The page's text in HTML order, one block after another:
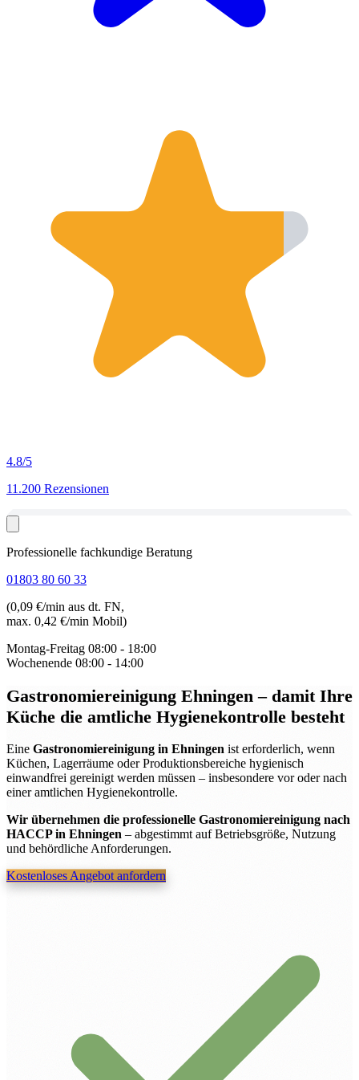
4.8/5
11.200 Rezensionen
Professionelle fachkundige Beratung
01803 80 60 33
(0,09 €/min aus dt. FN,
max. 0,42 €/min Mobil)
Montag-Freitag 08:00 - 18:00
Wochenende 08:00 - 14:00
Gastronomiereinigung Ehningen– damit Ihre
Küche die amtliche Hygienekontrolle besteht
Eine Gastronomiereinigung in Ehningen ist erforderlich, wenn
Küchen, Lagerräume oder Produktionsbereiche hygienisch
einwandfrei gereinigt werden müssen – insbesondere vor oder nach
einer amtlichen Hygienekontrolle.
Wir übernehmen die professionelle Gastronomiereinigung nach
HACCP in Ehningen – abgestimmt auf Betriebsgröße, Nutzung
und behördliche Anforderungen.
Kostenloses Angebot anfordern